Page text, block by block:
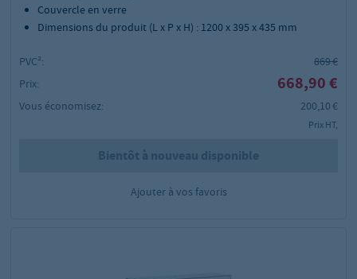
Couvercle en verre
Dimensions du produit (L x P x H) : 1200 x 395 x 435 mm
PVC²:
869 €
Prix:
668,90 €
Vous économisez: 200,10 €
Prix HT,
Bientôt à nouveau disponible
Ajouter à vos favoris